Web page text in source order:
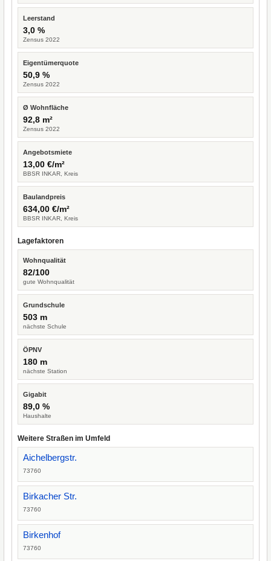
Leerstand
3,0 %
Zensus 2022
Eigentümerquote
50,9 %
Zensus 2022
Ø Wohnfläche
92,8 m²
Zensus 2022
Angebotsmiete
13,00 €/m²
BBSR INKAR, Kreis
Baulandpreis
634,00 €/m²
BBSR INKAR, Kreis
Lagefaktoren
Wohnqualität
82/100
gute Wohnqualität
Grundschule
503 m
nächste Schule
ÖPNV
180 m
nächste Station
Gigabit
89,0 %
Haushalte
Weitere Straßen im Umfeld
Aichelbergstr.
73760
Birkacher Str.
73760
Birkenhof
73760